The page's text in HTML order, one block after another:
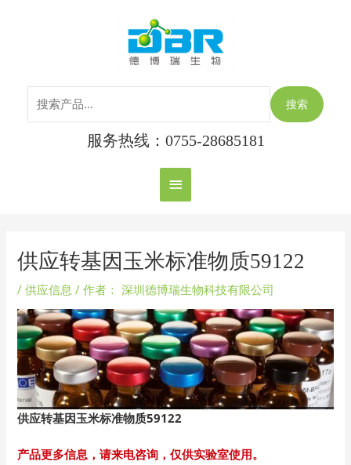
主
菜
单
搜索
服务热线：0755-28685181
供应转基因玉米标准物质59122
/供应信息 / 作者： 深圳德博瑞生物科技有限公司
供应转基因玉米标准物质59122
产品更多信息，请来电咨询，仅供实验室使用。